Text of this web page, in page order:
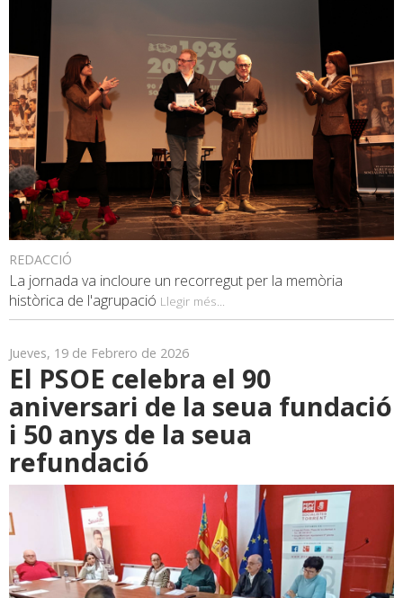
REDACCIÓ
La jornada va incloure un recorregut per la memòria
històrica de l'agrupació Llegir més...
Jueves, 19 de Febrero de 2026
El PSOE celebra el 90
aniversari de la seua fundació
i 50 anys de la seua
refundació